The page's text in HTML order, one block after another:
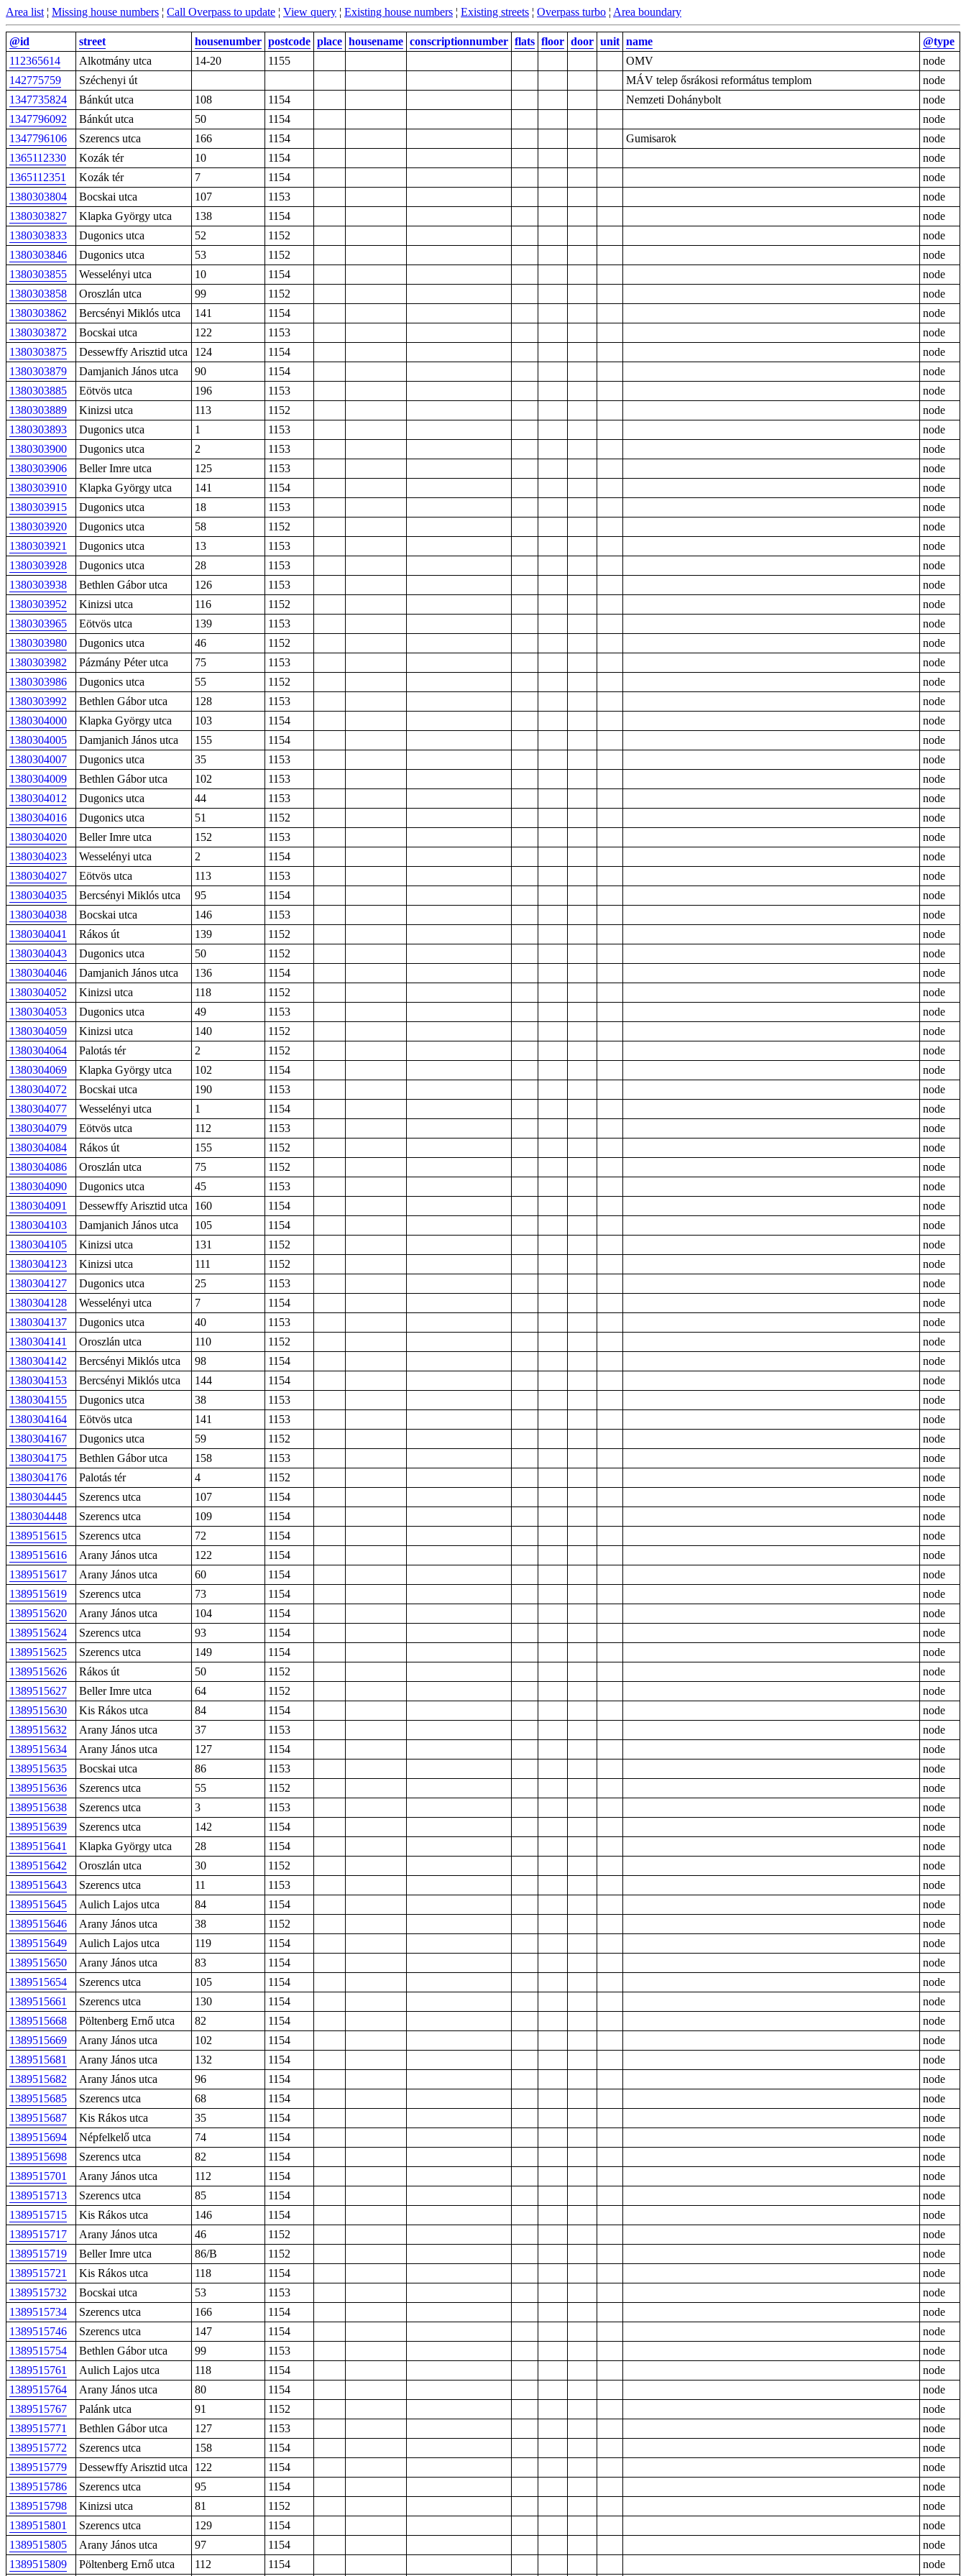
Area list ¦ Missing house numbers ¦ Call Overpass to update ¦ View query ¦ Existing house numbers ¦ Existing streets ¦ Overpass turbo ¦ Area boundary
@id street housenumber postcode place housename conscriptionnumber flats floor door unit name
@type
112365614
Alkotmány utca 14-20 1155 OMV
node
142775759
Széchenyi út MÁV telep ősrákosi református templom
node
1347735824
Bánkút utca 108 1154 Nemzeti Dohánybolt
node
1347796092
Bánkút utca 50 1154
node
1347796106
Szerencs utca 166 1154 Gumisarok
node
1365112330
Kozák tér 10 1154
node
1365112351
Kozák tér 7 1154
node
1380303804
Bocskai utca 107 1153
node
1380303827
Klapka György utca 138 1154
node
1380303833
Dugonics utca 52 1152
node
1380303846
Dugonics utca 53 1152
node
1380303855
Wesselényi utca 10 1154
node
1380303858
Oroszlán utca 99 1152
node
1380303862
Bercsényi Miklós utca 141 1154
node
1380303872
Bocskai utca 122 1153
node
1380303875
Dessewffy Arisztid utca 124 1154
node
1380303879
Damjanich János utca 90 1154
node
1380303885
Eötvös utca 196 1153
node
1380303889
Kinizsi utca 113 1152
node
1380303893
Dugonics utca 1 1153
node
1380303900
Dugonics utca 2 1153
node
1380303906
Beller Imre utca 125 1153
node
1380303910
Klapka György utca 141 1154
node
1380303915
Dugonics utca 18 1153
node
1380303920
Dugonics utca 58 1152
node
1380303921
Dugonics utca 13 1153
node
1380303928
Dugonics utca 28 1153
node
1380303938
Bethlen Gábor utca 126 1153
node
1380303952
Kinizsi utca 116 1152
node
1380303965
Eötvös utca 139 1153
node
1380303980
Dugonics utca 46 1152
node
1380303982
Pázmány Péter utca 75 1153
node
1380303986
Dugonics utca 55 1152
node
1380303992
Bethlen Gábor utca 128 1153
node
1380304000
Klapka György utca 103 1154
node
1380304005
Damjanich János utca 155 1154
node
1380304007
Dugonics utca 35 1153
node
1380304009
Bethlen Gábor utca 102 1153
node
1380304012
Dugonics utca 44 1153
node
1380304016
Dugonics utca 51 1152
node
1380304020
Beller Imre utca 152 1153
node
1380304023
Wesselényi utca 2 1154
node
1380304027
Eötvös utca 113 1153
node
1380304035
Bercsényi Miklós utca 95 1154
node
1380304038
Bocskai utca 146 1153
node
1380304041
Rákos út 139 1152
node
1380304043
Dugonics utca 50 1152
node
1380304046
Damjanich János utca 136 1154
node
1380304052
Kinizsi utca 118 1152
node
1380304053
Dugonics utca 49 1153
node
1380304059
Kinizsi utca 140 1152
node
1380304064
Palotás tér 2 1152
node
1380304069
Klapka György utca 102 1154
node
1380304072
Bocskai utca 190 1153
node
1380304077
Wesselényi utca 1 1154
node
1380304079
Eötvös utca 112 1153
node
1380304084
Rákos út 155 1152
node
1380304086
Oroszlán utca 75 1152
node
1380304090
Dugonics utca 45 1153
node
1380304091
Dessewffy Arisztid utca 160 1154
node
1380304103
Damjanich János utca 105 1154
node
1380304105
Kinizsi utca 131 1152
node
1380304123
Kinizsi utca 111 1152
node
1380304127
Dugonics utca 25 1153
node
1380304128
Wesselényi utca 7 1154
node
1380304137
Dugonics utca 40 1153
node
1380304141
Oroszlán utca 110 1152
node
1380304142
Bercsényi Miklós utca 98 1154
node
1380304153
Bercsényi Miklós utca 144 1154
node
1380304155
Dugonics utca 38 1153
node
1380304164
Eötvös utca 141 1153
node
1380304167
Dugonics utca 59 1152
node
1380304175
Bethlen Gábor utca 158 1153
node
1380304176
Palotás tér 4 1152
node
1380304445
Szerencs utca 107 1154
node
1380304448
Szerencs utca 109 1154
node
1389515615
Szerencs utca 72 1154
node
1389515616
Arany János utca 122 1154
node
1389515617
Arany János utca 60 1154
node
1389515619
Szerencs utca 73 1154
node
1389515620
Arany János utca 104 1154
node
1389515624
Szerencs utca 93 1154
node
1389515625
Szerencs utca 149 1154
node
1389515626
Rákos út 50 1152
node
1389515627
Beller Imre utca 64 1152
node
1389515630
Kis Rákos utca 84 1154
node
1389515632
Arany János utca 37 1153
node
1389515634
Arany János utca 127 1154
node
1389515635
Bocskai utca 86 1153
node
1389515636
Szerencs utca 55 1152
node
1389515638
Szerencs utca 3 1153
node
1389515639
Szerencs utca 142 1154
node
1389515641
Klapka György utca 28 1154
node
1389515642
Oroszlán utca 30 1152
node
1389515643
Szerencs utca 11 1153
node
1389515645
Aulich Lajos utca 84 1154
node
1389515646
Arany János utca 38 1152
node
1389515649
Aulich Lajos utca 119 1154
node
1389515650
Arany János utca 83 1154
node
1389515654
Szerencs utca 105 1154
node
1389515661
Szerencs utca 130 1154
node
1389515668
Pöltenberg Ernő utca 82 1154
node
1389515669
Arany János utca 102 1154
node
1389515681
Arany János utca 132 1154
node
1389515682
Arany János utca 96 1154
node
1389515685
Szerencs utca 68 1154
node
1389515687
Kis Rákos utca 35 1154
node
1389515694
Népfelkelő utca 74 1154
node
1389515698
Szerencs utca 82 1154
node
1389515701
Arany János utca 112 1154
node
1389515713
Szerencs utca 85 1154
node
1389515715
Kis Rákos utca 146 1154
node
1389515717
Arany János utca 46 1152
node
1389515719
Beller Imre utca 86/B 1152
node
1389515721
Kis Rákos utca 118 1154
node
1389515732
Bocskai utca 53 1153
node
1389515734
Szerencs utca 166 1154
node
1389515746
Szerencs utca 147 1154
node
1389515754
Bethlen Gábor utca 99 1153
node
1389515761
Aulich Lajos utca 118 1154
node
1389515764
Arany János utca 80 1154
node
1389515767
Palánk utca 91 1152
node
1389515771
Bethlen Gábor utca 127 1153
node
1389515772
Szerencs utca 158 1154
node
1389515779
Dessewffy Arisztid utca 122 1154
node
1389515786
Szerencs utca 95 1154
node
1389515798
Kinizsi utca 81 1152
node
1389515801
Szerencs utca 129 1154
node
1389515805
Arany János utca 97 1154
node
1389515809
Pöltenberg Ernő utca 112 1154 node